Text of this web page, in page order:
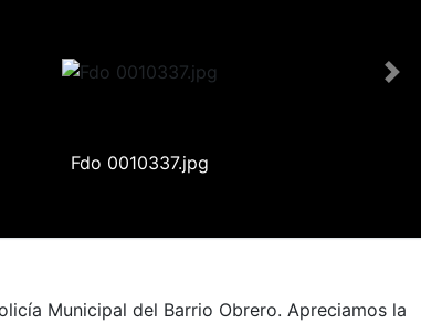
Fdo 0010337.jpg
Next
Municipal del Barrio Obrero. Apreciamos la